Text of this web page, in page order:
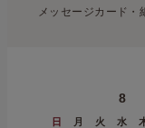
メッセージカード・
8
日 月 火 水